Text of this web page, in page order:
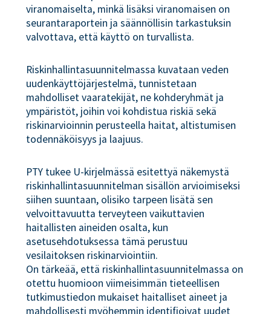
viranomaiselta, minkä lisäksi viranomaisen on
seurantaraportein ja säännöllisin tarkastuksin
valvottava, että käyttö on turvallista.
Riskinhallintasuunnitelmassa kuvataan veden
uudenkäyttöjärjestelmä, tunnistetaan
mahdolliset vaaratekijät, ne kohderyhmät ja
ympäristöt, joihin voi kohdistua riskiä sekä
riskinarvioinnin perusteella haitat, altistumisen
todennäköisyys ja laajuus.
PTY tukee U-kirjelmässä esitettyä näkemystä
riskinhallintasuunnitelman sisällön arvioimiseksi
siihen suuntaan, olisiko tarpeen lisätä sen
velvoittavuutta terveyteen vaikuttavien
haitallisten aineiden osalta, kun
asetusehdotuksessa tämä perustuu
vesilaitoksen riskinarviointiin.
On tärkeää, että riskinhallintasuunnitelmassa on
otettu huomioon viimeisimmän tieteellisen
tutkimustiedon mukaiset haitalliset aineet ja
mahdollisesti myöhemmin identifioivat uudet